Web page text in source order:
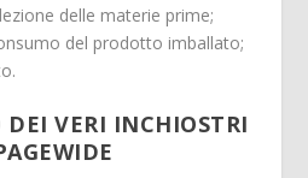
delle materie prime;
del prodotto imballato;
VERI INCHIOSTRI